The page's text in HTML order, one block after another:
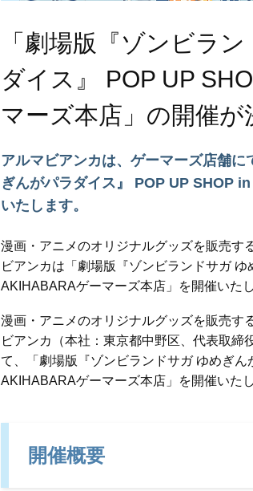
「劇場版『ゾンビラ
ダイス』 POP UP
マーズ本店」の開催が
アルマビアンカは、ゲーマーズ店舗
ぎんがパラダイス』 POP UP SHOP
いたします。
漫画・アニメのオリジナルグッズを販売す
ビアンカは「劇場版『ゾンビランドサガ
AKIHABARAゲーマーズ本店」を開催いた
漫画・アニメのオリジナルグッズを販売す
ビアンカ（本社：東京都中野区、代表取
て、「劇場版『ゾンビランドサガ ゆめぎ
AKIHABARAゲーマーズ本店」を開催いたし
開催概要